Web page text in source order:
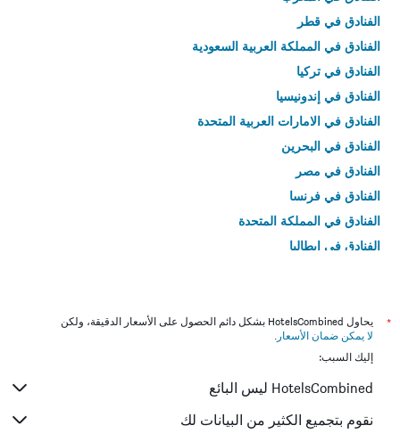
الفنادق في قطر
الفنادق في المملكة العربية السعودية
الفنادق في تركيا
الفنادق في إندونيسيا
الفنادق في الامارات العربية المتحدة
الفنادق في البحرين
الفنادق في مصر
الفنادق في فرنسا
الفنادق في المملكة المتحدة
الفنادق في إيطاليا
*
يحاول HotelsCombined بشكل دائم الحصول على الأسعار الدقيقة، ولكن
لا يمكن ضمان الأسعار .
إليك السبب:
HotelsCombined ليس البائع
نقوم بتجميع الكثير من البيانات لك